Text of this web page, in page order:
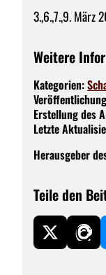
3.,6.,7.,9. März
Weitere
Kategorien:
Erstellung des
Letzte
Herausgeber
Teile den